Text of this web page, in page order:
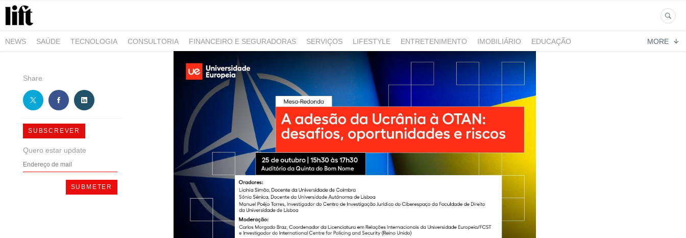
NEWS SAÚDE TECNOLOGIA CONSULTORIA FINANCEIRO E SEGURADORAS SERVIÇOS LIFESTYLE ENTRETENIMENTO IMOBILIÁRIO
EDUCAÇÃO
GAMING
MORE
Share
SUBSCREVER
Quero estar update